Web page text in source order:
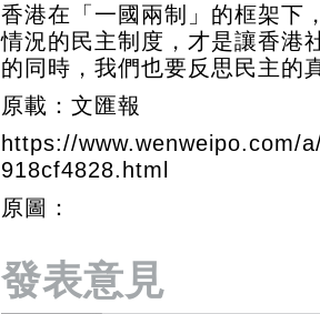
香港在「一國兩制」的框架下
情況的民主制度，才是讓香港
的同時，我們也要反思民主的
原載：文匯報
https://www.wenweipo.com/
918cf4828.html
原圖：
發表意見